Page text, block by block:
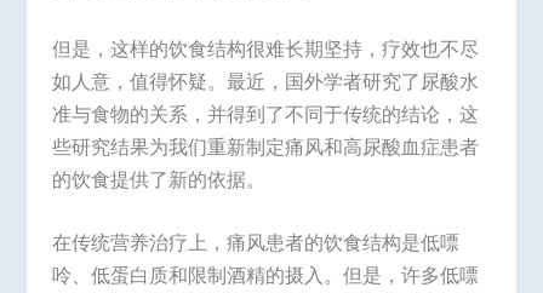
但是，这样的饮食结构很难长期坚持，疗效也不尽
如人意，值得怀疑。最近，国外学者研究了尿酸水
准与食物的关系，并得到了不同于传统的结论，这
些研究结果为我们重新制定痛风和高尿酸血症患者
的饮食提供了新的依据。
在传统营养治疗上，痛风患者的饮食结构是低嘌
呤、低蛋白质和限制酒精的摄入。但是，许多低嘌